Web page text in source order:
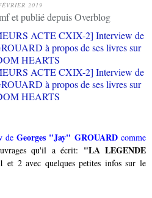
2019
et publié depuis Overblog
deGeorges "Jay" GROUARDcomme
qu'il a écrit: "LA LEGENDE
et 2 avec quelques petites infos sur le